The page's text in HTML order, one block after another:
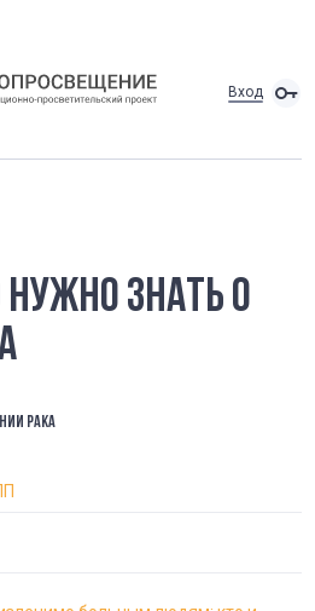
Вход
НУЖНО ЗНАТЬ О
РАКА